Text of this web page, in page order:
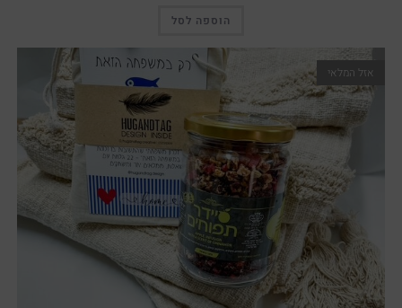
הוספה לסל
אזל המלאי